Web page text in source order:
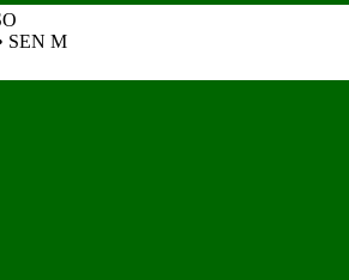
SEN M